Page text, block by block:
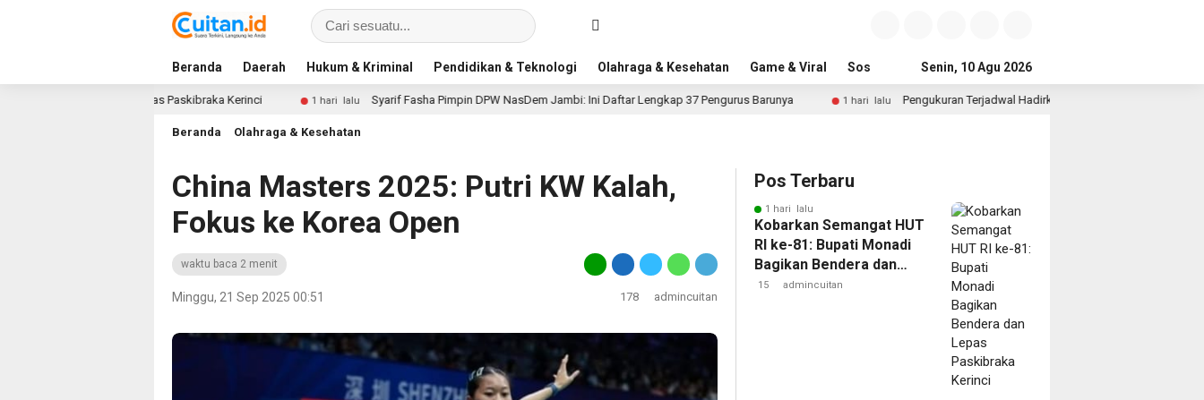
Beranda Daerah Hukum & Kriminal Pendidikan & Teknologi Olahraga & Kesehatan Game & Viral Sosial & Budaya Pemerintahan & Politik
Senin, 10 Agu 2026
dan Lepas Paskibraka Kerinci 1 hari lalu Syarif Fasha Pimpin DPW NasDem Jambi: Ini Daftar Lengkap 37 Pengurus Barunya 1 hari lalu Pengukuran Terjadwal Hadirkan Kepastian Waktu, Masyarakat Tak Perlu
Beranda Olahraga & Kesehatan
China Masters 2025: Putri KW Kalah,
Fokus ke Korea Open
waktu baca 2 menit
Minggu, 21 Sep 2025 00:51 178 admincuitan
Pos Terbaru
1 hari lalu
Kobarkan Semangat HUT
RI ke-81: Bupati Monadi
Bagikan Bendera dan
Lepas Paskibraka
15 admincuitan